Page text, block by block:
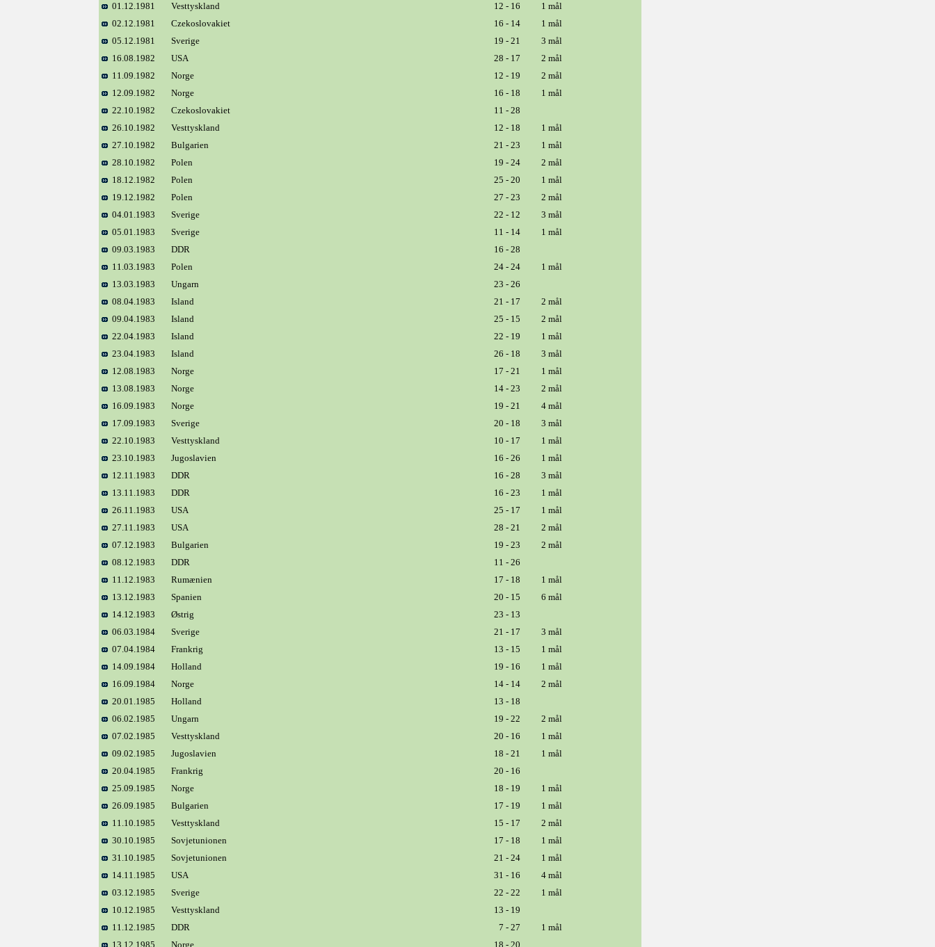
01.12.1981
Vesttyskland 12 - 16
1 mål
02.12.1981
Czekoslovakiet 16 - 14
1 mål
05.12.1981
Sverige 19 - 21
3 mål
16.08.1982
USA 28 - 17
2 mål
11.09.1982
Norge 12 - 19
2 mål
12.09.1982
Norge 16 - 18
1 mål
22.10.1982
Czekoslovakiet
11 - 28
26.10.1982
Vesttyskland 12 - 18
1 mål
27.10.1982
Bulgarien 21 - 23
1 mål
28.10.1982
Polen 19 - 24
2 mål
18.12.1982
Polen 25 - 20
1 mål
19.12.1982
Polen 27 - 23
2 mål
04.01.1983
Sverige 22 - 12
3 mål
05.01.1983
Sverige 11 - 14
1 mål
09.03.1983
DDR
16 - 28
11.03.1983
Polen 24 - 24
1 mål
13.03.1983
Ungarn
23 - 26
08.04.1983
Island 21 - 17
2 mål
09.04.1983
Island 25 - 15
2 mål
22.04.1983
Island 22 - 19
1 mål
23.04.1983
Island 26 - 18
3 mål
12.08.1983
Norge 17 - 21
1 mål
13.08.1983
Norge 14 - 23
2 mål
16.09.1983
Norge 19 - 21
4 mål
17.09.1983
Sverige 20 - 18
3 mål
22.10.1983
Vesttyskland 10 - 17
1 mål
23.10.1983
Jugoslavien 16 - 26
1 mål
12.11.1983
DDR 16 - 28
3 mål
13.11.1983
DDR 16 - 23
1 mål
26.11.1983
USA 25 - 17
1 mål
27.11.1983
USA 28 - 21
2 mål
07.12.1983
Bulgarien 19 - 23
2 mål
08.12.1983
DDR
11 - 26
11.12.1983
Rumænien 17 - 18
1 mål
13.12.1983
Spanien 20 - 15
6 mål
14.12.1983
Østrig
23 - 13
06.03.1984
Sverige 21 - 17
3 mål
07.04.1984
Frankrig 13 - 15
1 mål
14.09.1984
Holland 19 - 16
1 mål
16.09.1984
Norge 14 - 14
2 mål
20.01.1985
Holland
13 - 18
06.02.1985
Ungarn 19 - 22
2 mål
07.02.1985
Vesttyskland 20 - 16
1 mål
09.02.1985
Jugoslavien 18 - 21
1 mål
20.04.1985
Frankrig
20 - 16
25.09.1985
Norge 18 - 19
1 mål
26.09.1985
Bulgarien 17 - 19
1 mål
11.10.1985
Vesttyskland 15 - 17
2 mål
30.10.1985
Sovjetunionen 17 - 18
1 mål
31.10.1985
Sovjetunionen 21 - 24
1 mål
14.11.1985
USA 31 - 16
4 mål
03.12.1985
Sverige 22 - 22
1 mål
10.12.1985
Vesttyskland
13 - 19
11.12.1985
DDR 7 - 27
1 mål
13.12.1985
Norge 18 - 20